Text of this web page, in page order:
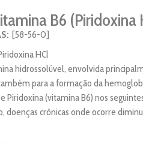
B6 (Piridoxina
[58-56-0]
HCl
hidrossolúvel, envolvida
para a formação da
Piridoxina (vitamina B6) nos
doenças crônicas onde ocorre